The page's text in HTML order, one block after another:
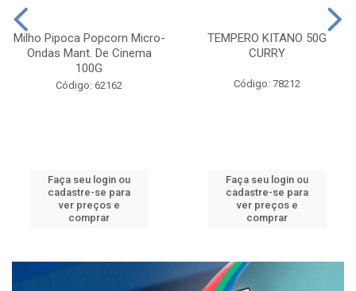
Milho Pipoca Popcorn Micro-
Ondas Mant. De Cinema
100G
Código: 62162
Faça seu login ou
cadastre-se para
ver preços e
comprar
TEMPERO KITANO 50G
CURRY
Código: 78212
Faça seu login ou
cadastre-se para
ver preços e
comprar